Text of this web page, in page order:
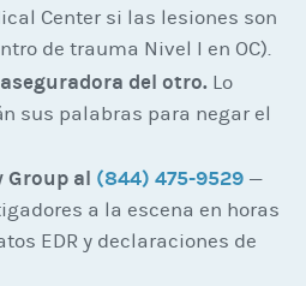
Center si las lesiones son
de trauma Nivel I en OC).
del otro. Lo
sus palabras para negar el
Group al (844) 475-9529 —
a la escena en horas
EDR y declaraciones de